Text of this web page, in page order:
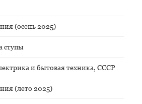
(осень 2025)
ступы
и бытовая техника, СССР
(лето 2025)